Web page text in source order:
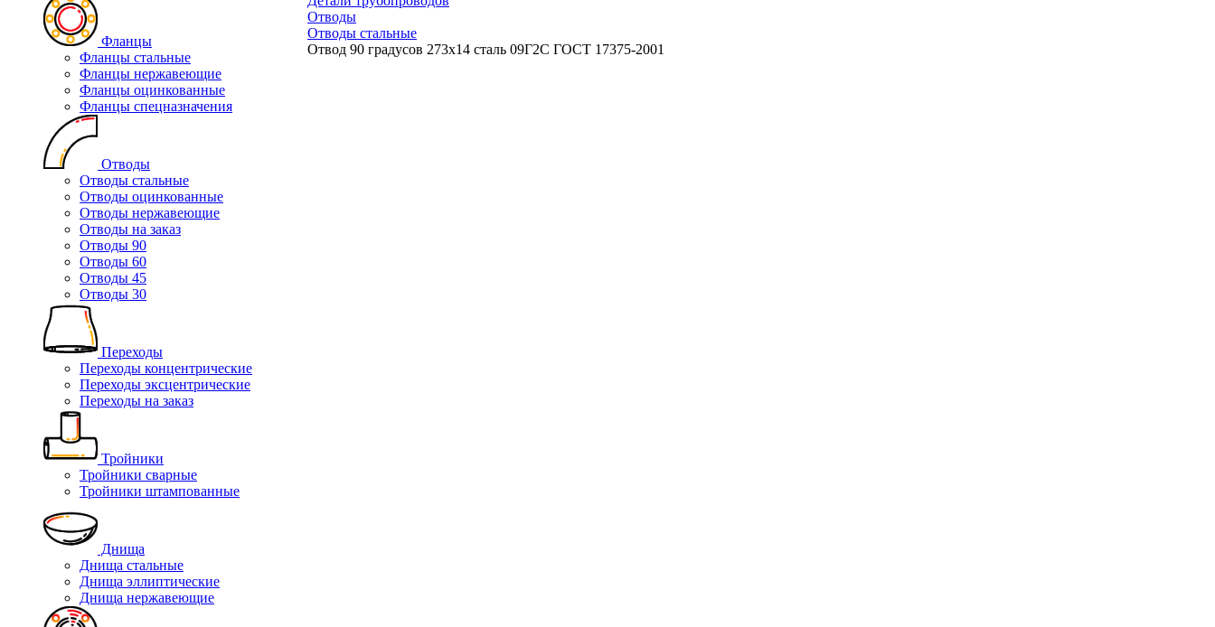
Фланцы
Фланцы стальные
Фланцы нержавеющие
Фланцы оцинкованные
Фланцы спецназначения
Отводы
Отводы стальные
Отводы оцинкованные
Отводы нержавеющие
Отводы на заказ
Отводы 90
Отводы 60
Отводы 45
Отводы 30
Переходы
Переходы концентрические
Переходы эксцентрические
Переходы на заказ
Тройники
Тройники сварные
Тройники штампованные
Днища
Днища стальные
Днища эллиптические
Днища нержавеющие
Отводы
Отводы стальные
Отвод 90 градусов 273х14 сталь 09Г2С ГОСТ 17375-2001